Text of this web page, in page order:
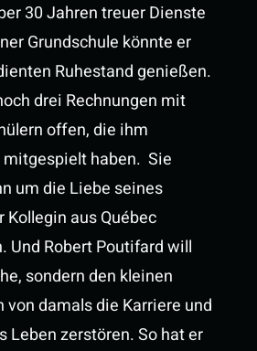
30 Jahren treuer Dienste
Grundschule könnte er
Ruhestand genießen.
drei Rechnungen mit
offen, die ihm
mitgespielt haben. Sie
um die Liebe seines
Kollegin aus Québec
Und Robert Poutifard will
sondern den kleinen
von damals die Karriere und
Leben zerstören. So hat er